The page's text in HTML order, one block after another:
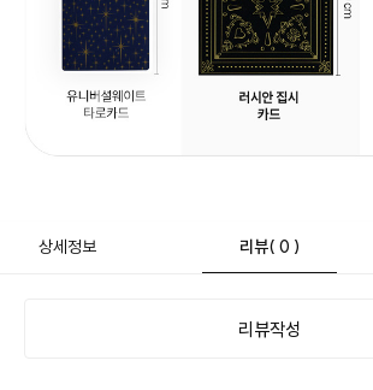
상세정보 리뷰( 0 )
리뷰작성